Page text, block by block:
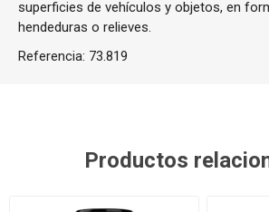
superficies de vehículos y objetos, en
hendeduras o relieves.
Referencia: 73.819
Productos